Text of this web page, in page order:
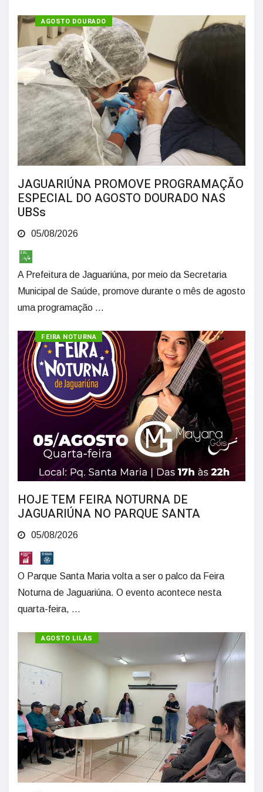
SAÚDE
AGOSTO DOURADO
JAGUARIÚNA PROMOVE PROGRAMAÇÃO
ESPECIAL DO AGOSTO DOURADO NAS
UBSs
05/08/2026
A Prefeitura de Jaguariúna, por meio da Secretaria
Municipal de Saúde, promove durante o mês de agosto
uma programação ...
CULTURA
FEIRA NOTURNA
HOJE TEM FEIRA NOTURNA DE
JAGUARIÚNA NO PARQUE SANTA
05/08/2026
O Parque Santa Maria volta a ser o palco da Feira
Noturna de Jaguariúna. O evento acontece nesta
quarta-feira, ...
AGOSTO LILÁS